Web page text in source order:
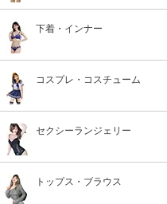
下着・インナー
コスプレ・コスチューム
セクシーランジェリー
トップス・ブラウス